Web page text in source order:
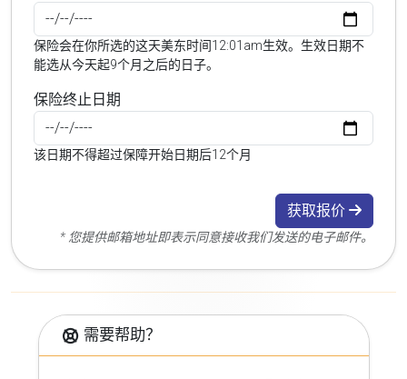
保险会在你所选的这天美东时间12:01am生效。生效日期不
能选从今天起9个月之后的日子。
保险终止日期
该日期不得超过保障开始日期后12个月
获取报价
* 您提供邮箱地址即表示同意接收我们发送的电子邮件。
需要帮助？